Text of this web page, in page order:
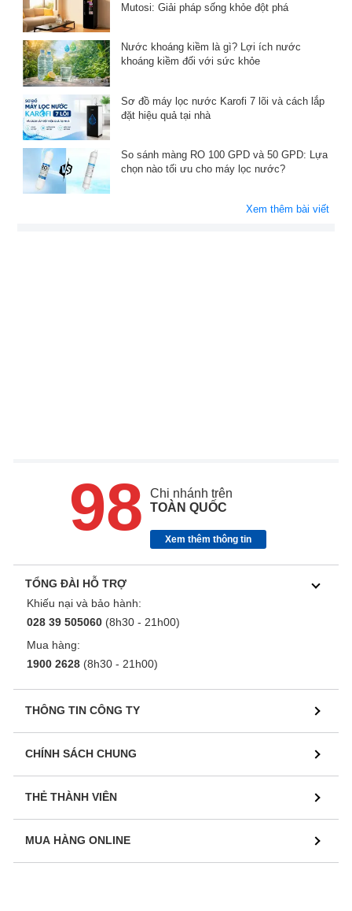
Mutosi: Giải pháp sống khỏe đột phá
Nước khoáng kiềm là gì? Lợi ích nước
khoáng kiềm đối với sức khỏe
Sơ đồ máy lọc nước Karofi 7 lõi và cách lắp
đặt hiệu quả tại nhà
So sánh màng RO 100 GPD và 50 GPD: Lựa
chọn nào tối ưu cho máy lọc nước?
Xem thêm bài viết
98
Chi nhánh trên
TOÀN QUỐC
Xem thêm thông tin
TỔNG ĐÀI HỖ TRỢ
Khiếu nại và bảo hành:
028 39 505060 (8h30 - 21h00)
Mua hàng:
1900 2628 (8h30 - 21h00)
THÔNG TIN CÔNG TY
CHÍNH SÁCH CHUNG
THẺ THÀNH VIÊN
MUA HÀNG ONLINE